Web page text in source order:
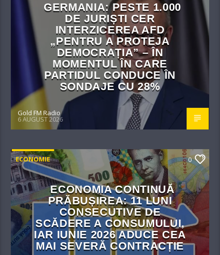
GERMANIA: PESTE 1.000
DE JURIȘTI CER
INTERZICEREA AFD
„PENTRU A PROTEJA
DEMOCRAȚIA” – ÎN
MOMENTUL ÎN CARE
PARTIDUL CONDUCE ÎN
SONDAJE CU 28%
Gold FM Radio
6 AUGUST 2026
ECONOMIE 0
ECONOMIA CONTINUĂ
PRĂBUȘIREA: 11 LUNI
CONSECUTIVE DE
SCĂDERE A CONSUMULUI,
IAR IUNIE 2026 ADUCE CEA
MAI SEVERĂ CONTRACȚIE